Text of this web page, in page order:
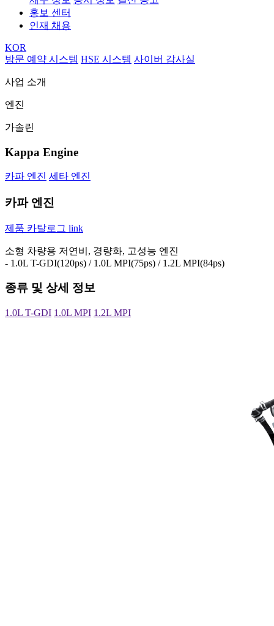
홍보 센터
인재 채용
KOR
방문 예약 시스템 HSE 시스템 사이버 감사실
사업 소개
엔진
가솔린
Kappa Engine
카파 엔진 세타 엔진
카파 엔진
제품 카탈로그 link
소형 차량용 저연비, 경량화, 고성능 엔진
- 1.0L T-GDI(120ps) / 1.0L MPI(75ps) / 1.2L MPI(84ps)
종류 및 상세 정보
1.0L T-GDI 1.0L MPI 1.2L MPI